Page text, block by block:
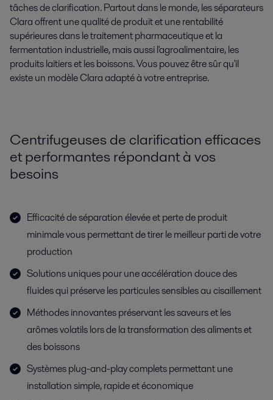
tâches de clarification. Partout dans le monde, les séparateurs
Clara offrent une qualité de produit et une rentabilité
supérieures dans le traitement pharmaceutique et la
fermentation industrielle, mais aussi l'agroalimentaire, les
produits laitiers et les boissons. Vous pouvez être sûr qu'il
existe un modèle Clara adapté à votre entreprise.
Centrifugeuses de clarification efficaces
et performantes répondant à vos
besoins
Efficacité de séparation élevée et perte de produit
minimale vous permettant de tirer le meilleur parti de votre
production
Solutions uniques pour une accélération douce des
fluides qui préserve les particules sensibles au cisaillement
Méthodes innovantes préservant les saveurs et les
arômes volatils lors de la transformation des aliments et
des boissons
Systèmes plug-and-play complets permettant une
installation simple, rapide et économique